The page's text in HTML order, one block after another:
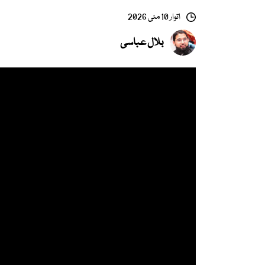
اتوار 10 مئی 2026
بلال عباسی